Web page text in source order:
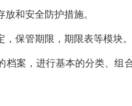
和安全防护措施。
保管期限，期限表等模块。
案，进行基本的分类、组